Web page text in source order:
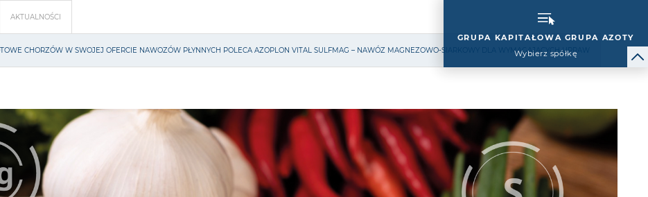
GRUPA KAPITAŁOWA GRUPA AZOTY
Wybierz spółkę
AKTUALNOŚCI
CHORZÓW W SWOJEJ OFERCIE NAWOZÓW PŁYNNYCH POLECA AZOPLON VITAL SULFMAG – NAWÓZ MAGNEZOWO-SIARKOWY DLA WYMAGAJĄCYCH UPRAW